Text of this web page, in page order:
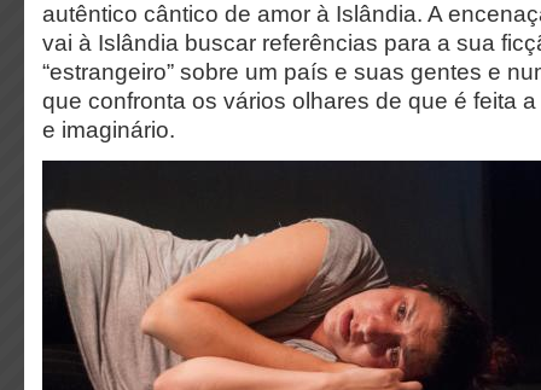
autêntico cântico de amor à Islândia. A
vai à Islândia buscar referências para a sua
“estrangeiro” sobre um país e suas gentes e
que confronta os vários olhares de que é feita
e imaginário.